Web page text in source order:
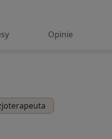
Opinie